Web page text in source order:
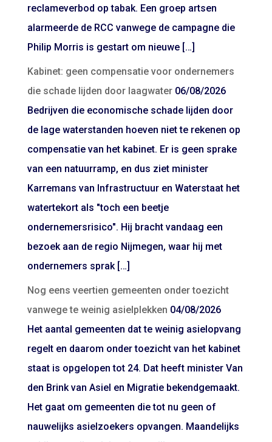
reclameverbod op tabak. Een groep artsen
alarmeerde de RCC vanwege de campagne die
Philip Morris is gestart om nieuwe […]
Kabinet: geen compensatie voor ondernemers
die schade lijden door laagwater 06/08/2026
Bedrijven die economische schade lijden door
de lage waterstanden hoeven niet te rekenen op
compensatie van het kabinet. Er is geen sprake
van een natuurramp, en dus ziet minister
Karremans van Infrastructuur en Waterstaat het
watertekort als "toch een beetje
ondernemersrisico". Hij bracht vandaag een
bezoek aan de regio Nijmegen, waar hij met
ondernemers sprak […]
Nog eens veertien gemeenten onder toezicht
vanwege te weinig asielplekken 04/08/2026
Het aantal gemeenten dat te weinig asielopvang
regelt en daarom onder toezicht van het kabinet
staat is opgelopen tot 24. Dat heeft minister Van
den Brink van Asiel en Migratie bekendgemaakt.
Het gaat om gemeenten die tot nu geen of
nauwelijks asielzoekers opvangen. Maandelijks